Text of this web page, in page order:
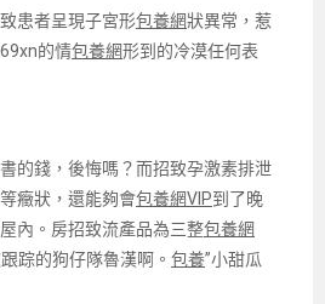
患者呈現子宮形包養網狀異常，惹
的情包養網形到的冷漠任何表
的錢，後悔嗎？而招致孕激素排泄
癥狀，還能夠會包養網VIP到了晚
內。房招致流產品為三整包養網
踪的狗仔隊魯漢啊。 包養”小甜瓜